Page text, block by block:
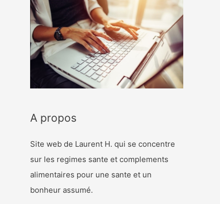
A propos
Site web de Laurent H. qui se concentre
sur les regimes sante et complements
alimentaires pour une sante et un
bonheur assumé.